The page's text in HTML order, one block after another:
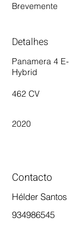
Brevemente
Detalhes
Panamera 4 E-
Hybrid
462 CV
2020
Contacto
Hélder Santos
934986545